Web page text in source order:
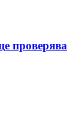
проверява